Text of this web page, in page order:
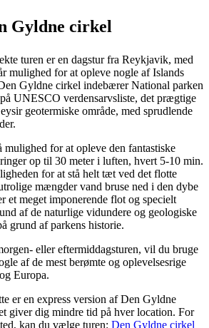
Gyldne cirkel
turen er en dagstur fra Reykjavik, med
mulighed for at opleve nogle af Islands
Gyldne cirkel indebærer National parken
UNESCO verdensarvsliste, det prægtige
geotermiske område, med sprudlende
for at opleve den fantastiske
op til 30 meter i luften, hvert 5-10 min.
for at stå helt tæt ved det flotte
mængder vand bruse ned i den dybe
et meget imponerende flot og specielt
af de naturlige vidundere og geologiske
grund af parkens historie.
eller eftermiddagsturen, vil du bruge
af de mest berømte og oplevelsesrige
Europa.
er en express version af Den Gyldne
giver dig mindre tid på hver location. For
kan du vælge turen: Den Gyldne cirkel